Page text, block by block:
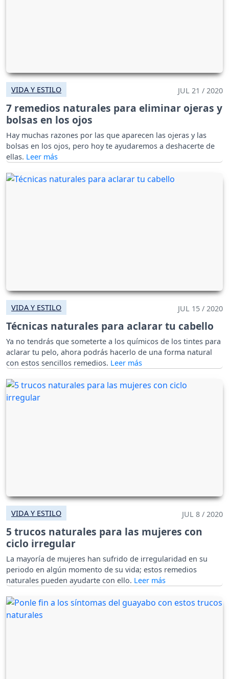
VIDA Y ESTILO JUL 21 / 2020
7 remedios naturales para eliminar ojeras y
bolsas en los ojos
Hay muchas razones por las que aparecen las ojeras y las
bolsas en los ojos, pero hoy te ayudaremos a deshacerte de
ellas.
VIDA Y ESTILO JUL 15 / 2020
Técnicas naturales para aclarar tu cabello
Ya no tendrás que someterte a los químicos de los tintes para
aclarar tu pelo, ahora podrás hacerlo de una forma natural
con estos sencillos remedios.
VIDA Y ESTILO JUL 8 / 2020
5 trucos naturales para las mujeres con
ciclo irregular
La mayoría de mujeres han sufrido de irregularidad en su
periodo en algún momento de su vida; estos remedios
naturales pueden ayudarte con ello.